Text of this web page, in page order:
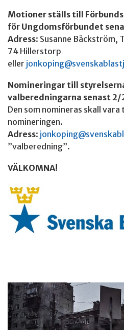
Motioner ställs till
för Ungdomsförbundet
Adress: Susanne Bäckström,
74 Hillerstorp
eller
Nomineringar till
valberedningarna senast
Den som nomineras skall
nomineringen.
Adress:
”valberedning”.
VÄLKOMNA!